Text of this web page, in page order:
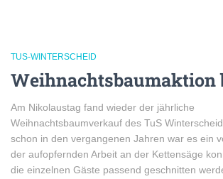
TUS-WINTERSCHEID
Weihnachtsbaumaktion
Am Nikolaustag fand wieder der jährliche
Weihnachtsbaumverkauf des TuS
schon in den vergangenen Jahren war es ein
der aufopfernden Arbeit an der Kettensäge
die einzelnen Gäste passend geschnitten